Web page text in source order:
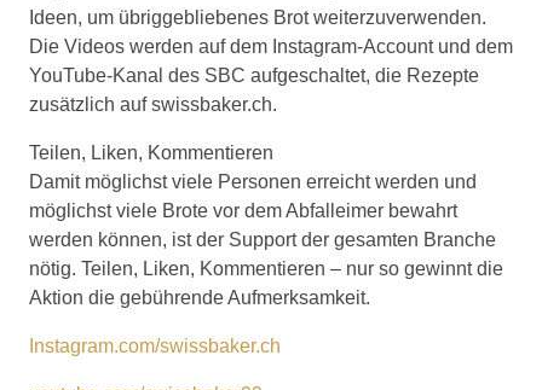
Ideen, um übriggebliebenes Brot weiterzuverwenden.
Die Videos werden auf dem Instagram-Account und dem
YouTube-Kanal des SBC aufgeschaltet, die Rezepte
zusätzlich auf swissbaker.ch.
Teilen, Liken, Kommentieren
Damit möglichst viele Personen erreicht werden und
möglichst viele Brote vor dem Abfalleimer bewahrt
werden können, ist der Support der gesamten Branche
nötig. Teilen, Liken, Kommentieren – nur so gewinnt die
Aktion die gebührende Aufmerksamkeit.
Instagram.com/swissbaker.ch